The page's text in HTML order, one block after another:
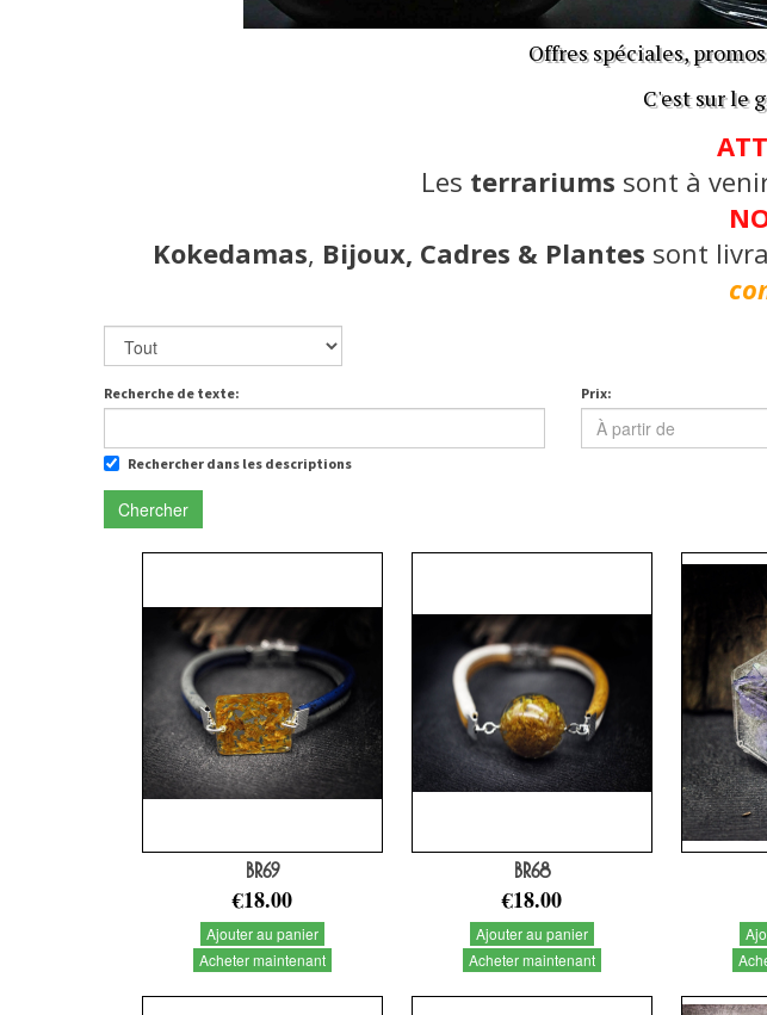
Offres spéciales,
C'est sur le
Les terrariums sont à
Kokedamas, Bijoux, Cadres & Plantes sont
Recherche de texte:
Rechercher dans les descriptions
Prix:
Chercher
BR69
€18.00
Ajouter au panier
Acheter maintenant
BR68
€18.00
Ajouter au panier
Acheter maintenant